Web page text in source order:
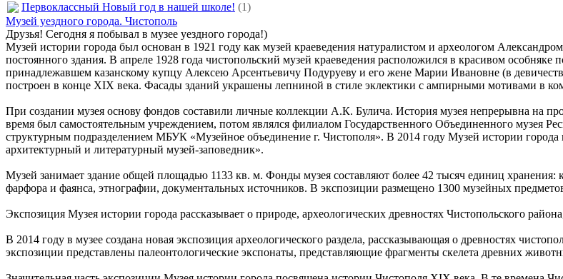
Первоклассный Новый год в нашей школе! (1)
Музей уездного города. Чистополь
Друзья! Сегодня я побывал в музее уездного города!)
Музей истории города был основан в 1921 году как музей краеведения натуралистом и археологом
постоянного здания. В апреле 1928 года чистопольский музей краеведения расположился в красивом
принадлежавшем казанскому купцу Алексею Арсентьевичу Подуруеву и его жене Марии Ивановне (в
построен в конце XIX века. Фасады зданий украшены лепниной в стиле эклектики с ампирными мотивами в
При создании музея основу фондов составили личные коллекции А.К. Булича. История музея непрерывна на
время был самостоятельным учреждением, потом являлся филиалом Государственного Объединенного музея
структурным подразделением МБУК «Музейное объединение г. Чистополя». В 2014 году Музей истории
архитектурный и литературный музей-заповедник».
Музей занимает здание общей площадью 1133 кв. м. Фонды музея составляют более 42 тысяч единиц
фарфора и фаянса, этнографии, документальных источников. В экспозиции размещено 1300 музейных
Экспозиция Музея истории города рассказывает о природе, археологических древностях Чистопольского
В 2014 году в музее создана новая экспозиция археологического раздела, рассказывающая о древностях
экспозиции представлены палеонтологические экспонаты, представляющие фрагменты скелета древних